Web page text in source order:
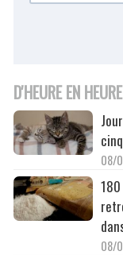
D'HEURE EN HEURE
08/
08/